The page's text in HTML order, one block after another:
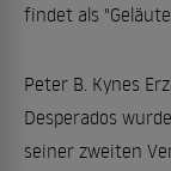
findet als
Peter B. Kynes
Desperados
seiner zweiten